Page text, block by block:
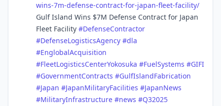
wins-7m-defense-contract-for-japan-fleet-facility/
Gulf Island Wins $7M Defense Contract for Japan
Fleet Facility #DefenseContractor
#DefenseLogisticsAgency #dla
#EnglobalAcquisition
#FleetLogisticsCenterYokosuka #FuelSystems #GIFI
#GovernmentContracts #GulfIslandFabrication
#Japan #JapanMilitaryFacilities #JapanNews
#MilitaryInfrastructure #news #Q32025